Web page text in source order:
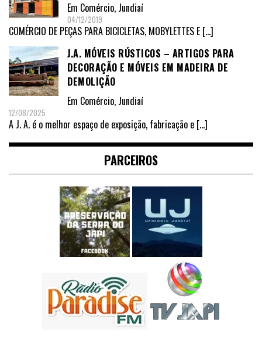
Em Comércio, Jundiaí
04/12/2019
COMÉRCIO DE PEÇAS PARA BICICLETAS, MOBYLETTES E […]
J.A. MÓVEIS RÚSTICOS – ARTIGOS PARA
DECORAÇÃO E MÓVEIS EM MADEIRA DE
DEMOLIÇÃO
Em Comércio, Jundiaí
12/08/2025
A J. A. é o melhor espaço de exposição, fabricação e […]
PARCEIROS